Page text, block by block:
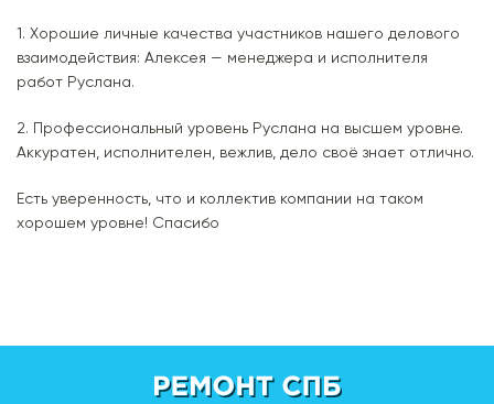
1. Хорошие личные качества участников нашего делового
взаимодействия: Алексея — менеджера и исполнителя
работ Руслана.
2. Профессиональный уровень Руслана на высшем уровне.
Аккуратен, исполнителен, вежлив, дело своё знает отлично.
Есть уверенность, что и коллектив компании на таком
хорошем уровне! Спасибо